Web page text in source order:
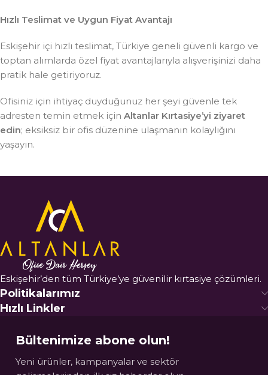
Hızlı Teslimat ve Uygun Fiyat Avantajı
Eskişehir içi hızlı teslimat, Türkiye geneli güvenli kargo ve
toptan alımlarda özel fiyat avantajlarıyla alışverişinizi daha
pratik hale getiriyoruz.
Ofisiniz için ihtiyaç duyduğunuz her şeyi güvenle tek
adresten temin etmek için Altanlar Kırtasiye’yi ziyaret
edin; eksiksiz bir ofis düzenine ulaşmanın kolaylığını
yaşayın.
Eskişehir’den tüm Türkiye’ye güvenilir kırtasiye çözümleri.
Politikalarımız
Hızlı Linkler
Bültenimize abone olun!
Yeni ürünler, kampanyalar ve sektör